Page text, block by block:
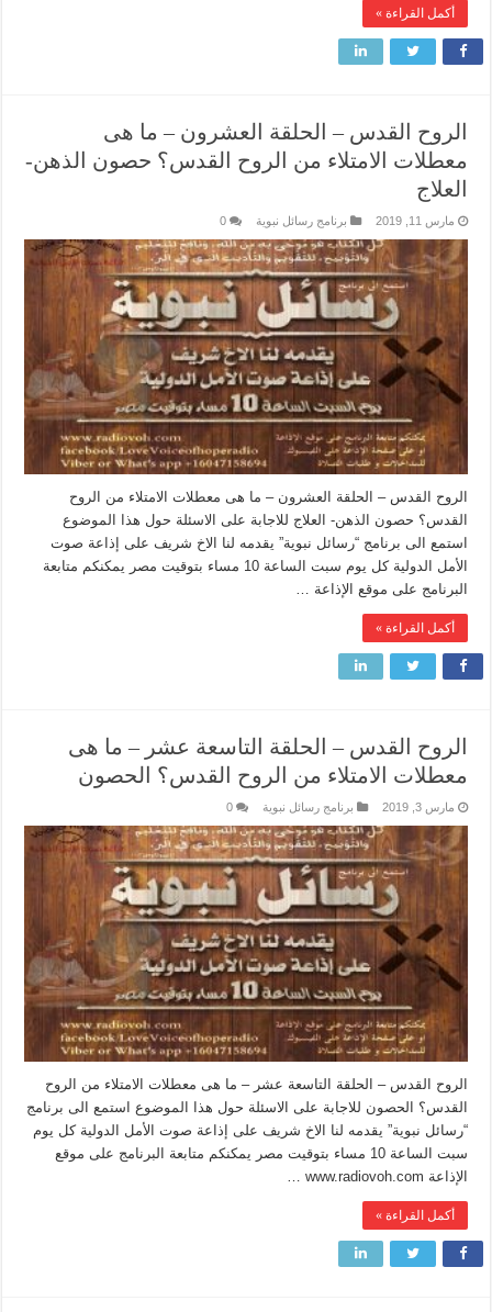
أكمل القراءة »
الروح القدس – الحلقة العشرون – ما هى
معطلات الامتلاء من الروح القدس؟ حصون الذهن-
العلاج
مارس 11, 2019 برنامج رسائل نبوية 0
الروح القدس – الحلقة العشرون – ما هى معطلات الامتلاء من الروح
القدس؟ حصون الذهن- العلاج للاجابة على الاسئلة حول هذا الموضوع
استمع الى برنامج “رسائل نبوية” يقدمه لنا الاخ شريف على إذاعة صوت
الأمل الدولية كل يوم سبت الساعة 10 مساء بتوقيت مصر يمكنكم متابعة
البرنامج على موقع الإذاعة …
أكمل القراءة »
الروح القدس – الحلقة التاسعة عشر – ما هى
معطلات الامتلاء من الروح القدس؟ الحصون
مارس 3, 2019 برنامج رسائل نبوية 0
الروح القدس – الحلقة التاسعة عشر – ما هى معطلات الامتلاء من الروح
القدس؟ الحصون للاجابة على الاسئلة حول هذا الموضوع استمع الى برنامج
“رسائل نبوية” يقدمه لنا الاخ شريف على إذاعة صوت الأمل الدولية كل يوم
سبت الساعة 10 مساء بتوقيت مصر يمكنكم متابعة البرنامج على موقع
الإذاعة www.radiovoh.com …
أكمل القراءة »